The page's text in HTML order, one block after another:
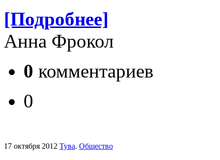
[Подробнее]
Анна Фрокол
0 комментариев
0
17 октября 2012 Тува. Общество